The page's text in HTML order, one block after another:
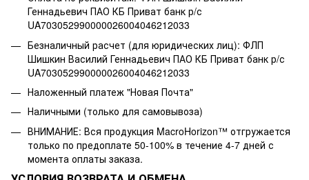
Геннадьевич ПАО КБ Приват банк р/с
UA703052990000026004046212033
Безналичный расчет (для юридических лиц): ФЛП
Шишкин Василий Геннадьевич ПАО КБ Приват банк р/с
UA703052990000026004046212033
Наложенный платеж "Новая Почта"
Наличными (только для самовывоза)
ВНИМАНИЕ: Вся продукция MacroHorizon™ отгружается
только по предоплате 50-100% в течение 4-7 дней с
момента оплаты заказа.